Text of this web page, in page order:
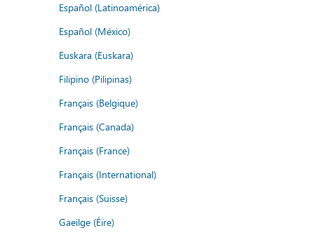
Español (Latinoamérica)
Español (México)
Euskara (Euskara)
Filipino (Pilipinas)
Français (Belgique)
Français (Canada)
Français (France)
Français (International)
Français (Suisse)
Gaeilge (Éire)